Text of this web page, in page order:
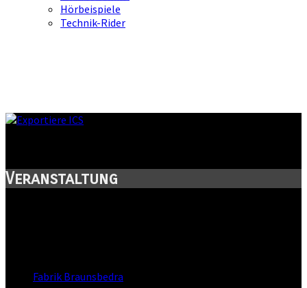
Hörbeispiele
Technik-Rider
Veranstaltung
Fabrik Braunsbedra